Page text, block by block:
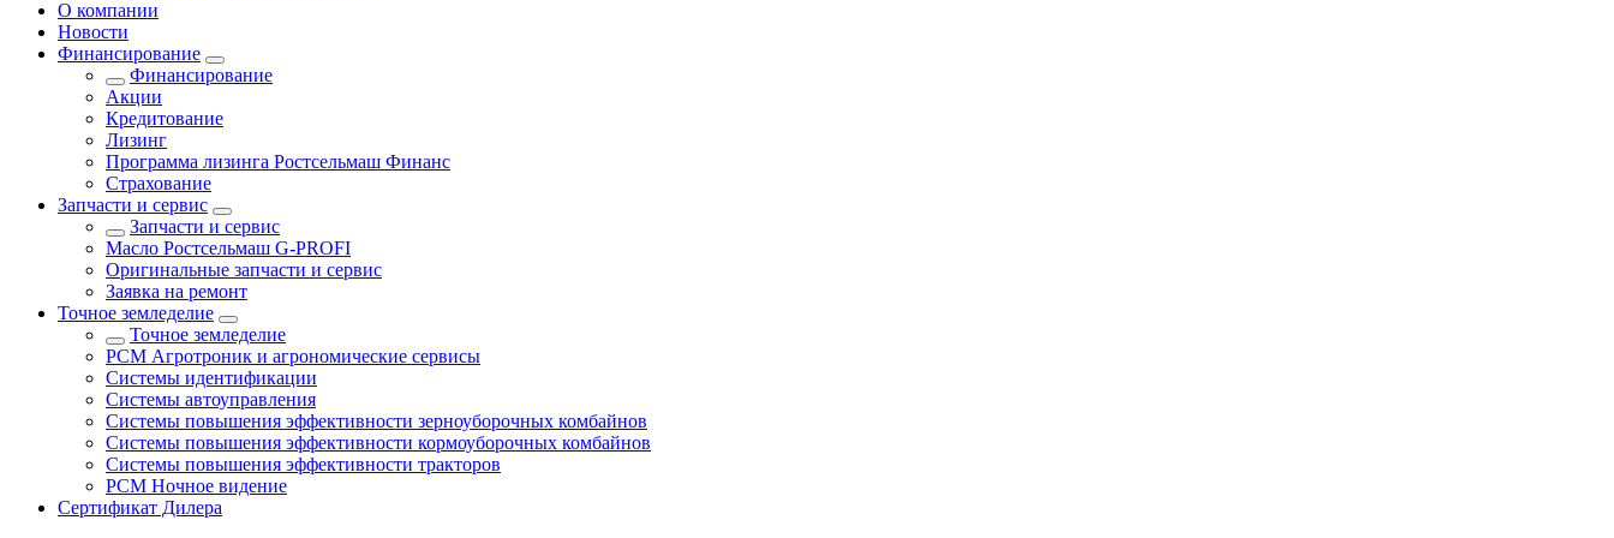
О компании
Новости
Финансирование
Финансирование
Акции
Кредитование
Лизинг
Программа лизинга Ростсельмаш Финанс
Страхование
Запчасти и сервис
Запчасти и сервис
Масло Ростсельмаш G-PROFI
Оригинальные запчасти и сервис
Заявка на ремонт
Точное земледелие
Точное земледелие
РСМ Агротроник и агрономические сервисы
Системы идентификации
Системы автоуправления
Системы повышения эффективности зерноуборочных комбайнов
Системы повышения эффективности кормоуборочных комбайнов
Системы повышения эффективности тракторов
РСМ Ночное видение
Сертификат Дилера